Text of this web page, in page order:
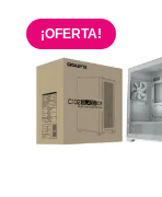
¡OFERTA!